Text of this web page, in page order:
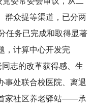
群众提等渠道，已分两
任务已完成和取得显著
，计算中心开发完
同志的改革获得感、生
事处联合校医院、离退
家社区养老驿站——承